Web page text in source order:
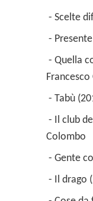
- Scelte
-
- Tabù
Colombo
- Gente
- Il drago